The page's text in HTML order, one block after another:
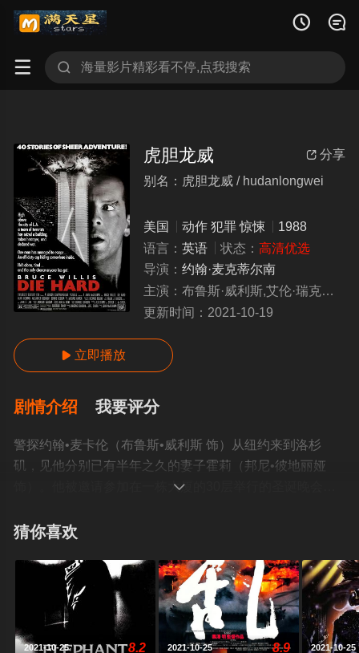
 
 
 分享
虎胆龙威
别名：虎胆龙威 / hudanlongwei
美国 动作 犯罪 惊悚
1988
语言： 英语 状态： 高清优选
导演： 约翰·麦克蒂尔南
主演： 布鲁斯·威利斯,艾伦·瑞克曼,邦妮·比蒂丽娅,亚历山大·乔杜诺夫
更新时间： 2021-10-19
 立即播放
剧情介绍 我要评分
警探约翰•麦卡伦（布鲁斯•威利斯 饰）从纽约来到洛杉
矶，见他分别已有半年之久的妻子霍莉（邦尼•彼地丽娅
饰）。他被邀请参加在一栋大厦的30层举行的圣诞晚会。
的主意。他们封锁了大楼，将参加晚会的人扣作人质。麦

猜你喜欢
2021-10-25 8.2 2021-10-25 8.9 2021-10-25